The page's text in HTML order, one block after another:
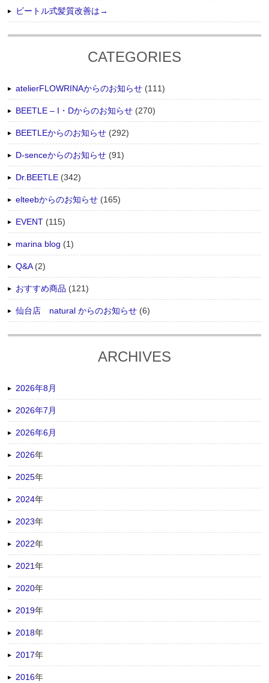
ビートル式髪質改善は→
CATEGORIES
atelierFLOWRINAからのお知らせ (111)
BEETLE – I・Dからのお知らせ (270)
BEETLEからのお知らせ (292)
D-senceからのお知らせ (91)
Dr.BEETLE (342)
elteebからのお知らせ (165)
EVENT (115)
marina blog (1)
Q&A(2)
おすすめ商品 (121)
仙台店 natural からのお知らせ (6)
ARCHIVES
2026年8月
2026年7月
2026年6月
2026年
2025年
2024年
2023年
2022年
2021年
2020年
2019年
2018年
2017年
2016年